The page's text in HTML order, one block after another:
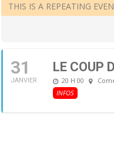
THIS IS A REPEATING
31
JANVIER
LE COUP
20 H 00
INFOS